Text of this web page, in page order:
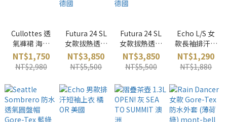
Cullottes 透
氣褲裙 海軍
藍 Karrimor
英國
NT$1,750
NT$2,980
Futura 24 SL
女款拔熱透氣
背包 橘色
deuter 德國
NT$3,850
NT$5,500
Futura 24 SL
女款拔熱透氣
背包 淺藍
deuter 德國
NT$3,850
NT$5,500
Echo L/S 女
款長袖排汗上
衣 (橘色) OR
美國
NT$1,290
NT$1,880